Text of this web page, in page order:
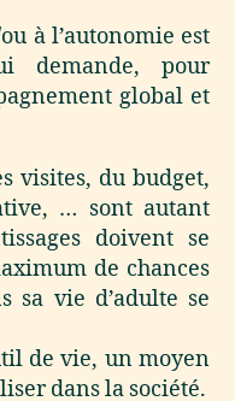
à l’autonomie est
demande, pour
global et
visites, du budget,
… sont autant
doivent se
de chances
sa vie d’adulte se
de vie, un moyen
dans la société.